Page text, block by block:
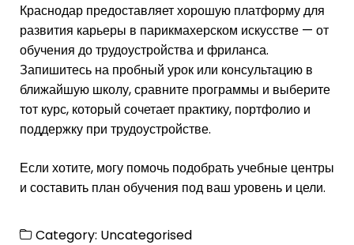
Краснодар предоставляет хорошую платформу для
развития карьеры в парикмахерском искусстве — от
обучения до трудоустройства и фриланса.
Запишитесь на пробный урок или консультацию в
ближайшую школу, сравните программы и выберите
тот курс, который сочетает практику, портфолио и
поддержку при трудоустройстве.
Если хотите, могу помочь подобрать учебные центры
и составить план обучения под ваш уровень и цели.
Category: Uncategorised